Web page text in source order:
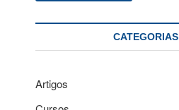
CATEGORIAS
Artigos